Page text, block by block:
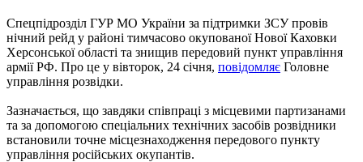
Спецпідрозділ ГУР МО України за підтримки ЗСУ провів
нічний рейд у районі тимчасово окупованої Нової Каховки
Херсонської області та знищив передовий пункт управління
армії РФ. Про це у вівторок, 24 січня, повідомляє Головне
управління розвідки.
Зазначається, що завдяки співпраці з місцевими партизанами
та за допомогою спеціальних технічних засобів розвідники
встановили точне місцезнаходження передового пункту
управління російських окупантів.